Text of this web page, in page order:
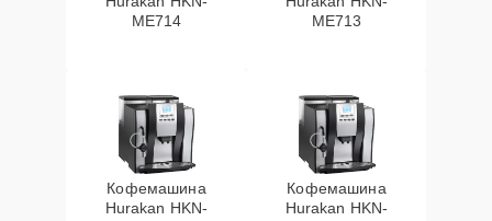
ME714
ME713
Кофемашина
Hurakan HKN-
Кофемашина
Hurakan HKN-